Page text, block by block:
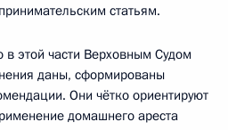
статьям.
в этой части Верховным Судом
даны, сформированы
Они чётко ориентируют
домашнего ареста